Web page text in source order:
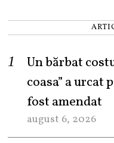
Un bărbat
coasa” a urcat
fost amendat
august 6, 2026